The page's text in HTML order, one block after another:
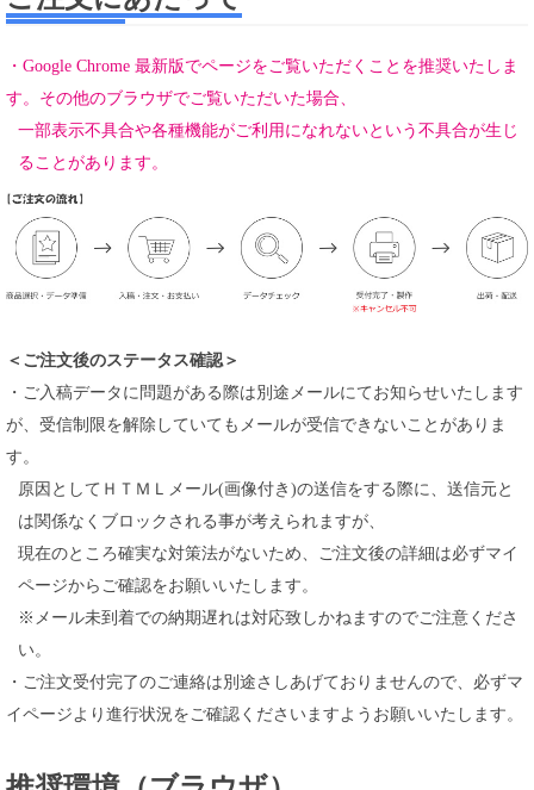
・Google Chrome 最新版でページをご覧いただくことを推奨いたしま
す。その他のブラウザでご覧いただいた場合、
一部表示不具合や各種機能がご利用になれないという不具合が生じ
ることがあります。
＜ご注文後のステータス確認＞
・ご入稿データに問題がある際は別途メールにてお知らせいたします
が、受信制限を解除していてもメールが受信できないことがありま
す。
原因としてＨＴＭＬメール(画像付き)の送信をする際に、送信元と
は関係なくブロックされる事が考えられますが、
現在のところ確実な対策法がないため、ご注文後の詳細は必ずマイ
ページからご確認をお願いいたします。
※メール未到着での納期遅れは対応致しかねますのでご注意くださ
い。
・ご注文受付完了のご連絡は別途さしあげておりませんので、必ずマ
イページより進行状況をご確認くださいますようお願いいたします。